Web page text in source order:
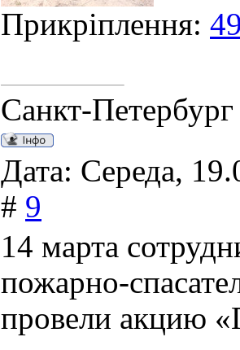
Прикріплення:
Санкт-Петербург
Дата: Середа,
# 9
14 марта
пожарно-
провели акцию